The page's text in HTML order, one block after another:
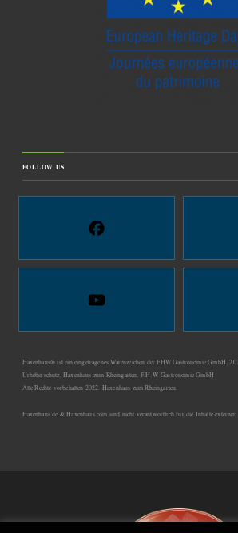
FOLLOW US
Haxenhaus® ist ein eingetragenes Warenzeichen der FHW Gastronomie GmbH,
Urheberschutz, Haxenhaus zum Rheingarten, F.H.W. Gastronomie GmbH
Alle Rechte vorbehalten 2022. Haxenhaus zum Rheingarten.
Haxenhaus.de & Haxenhaus.com sind nicht verantwortlich für die Inhalte externer